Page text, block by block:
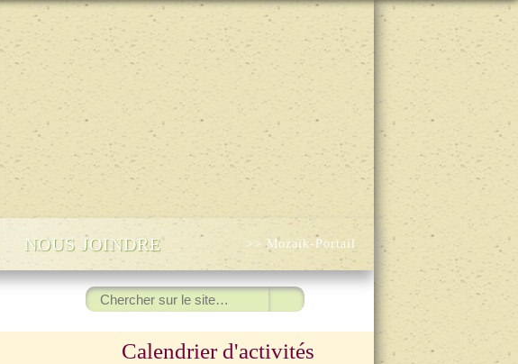
NOUS JOINDRE >> Mozaïk-Portail
Rechercher
:
Calendrier d'activités